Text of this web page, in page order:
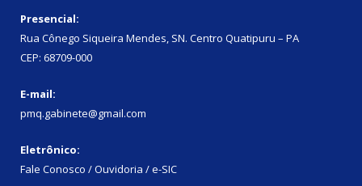
Presencial:
Rua Cônego Siqueira Mendes, SN. Centro Quatipuru – PA
CEP: 68709-000
E-mail:
pmq.gabinete@gmail.com
Eletrônico:
Fale Conosco / Ouvidoria / e-SIC